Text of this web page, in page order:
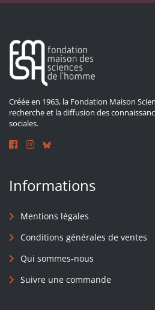
Créée en 1963, la Fondation Maison
recherche et la diffusion des
sociales.
Informations
Mentions légales
Conditions générales de ventes
Qui sommes-nous
Suivre une commande